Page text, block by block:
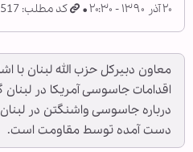
۲۰ آذر ۱۳۹۰ - ۲۰:۳۰ کد مطلب: 283517
معاون دبیرکل حزب الله لبنان با
اقدامات جاسوسی آمریکا در
درباره جاسوسی واشنگتن در
دست آمده توسط مقاومت است.